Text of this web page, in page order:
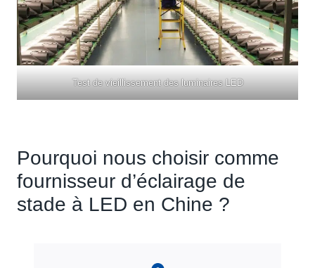
Test de vieillissement des luminaires LED
Pourquoi nous choisir comme
fournisseur d’éclairage de
stade à LED en Chine ?